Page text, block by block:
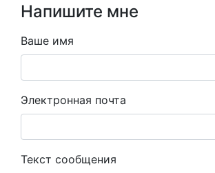
Напишите мне
Ваше имя
Электронная почта
Текст сообщения